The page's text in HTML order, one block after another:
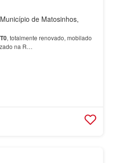
de Matosinhos,
T0, totalmente renovado, mobilado
na R…